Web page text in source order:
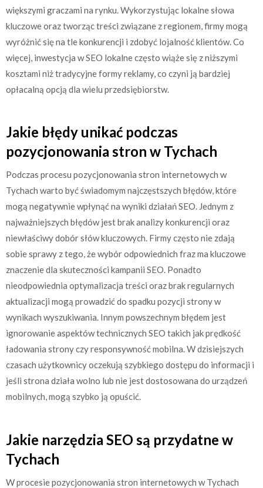
większymi graczami na rynku. Wykorzystując lokalne słowa
kluczowe oraz tworząc treści związane z regionem, firmy mogą
wyróżnić się na tle konkurencji i zdobyć lojalność klientów. Co
więcej, inwestycja w SEO lokalne często wiąże się z niższymi
kosztami niż tradycyjne formy reklamy, co czyni ją bardziej
opłacalną opcją dla wielu przedsiębiorstw.
Jakie błędy unikać podczas
pozycjonowania stron w Tychach
Podczas procesu pozycjonowania stron internetowych w
Tychach warto być świadomym najczęstszych błędów, które
mogą negatywnie wpłynąć na wyniki działań SEO. Jednym z
najważniejszych błędów jest brak analizy konkurencji oraz
niewłaściwy dobór słów kluczowych. Firmy często nie zdają
sobie sprawy z tego, że wybór odpowiednich fraz ma kluczowe
znaczenie dla skuteczności kampanii SEO. Ponadto
nieodpowiednia optymalizacja treści oraz brak regularnych
aktualizacji mogą prowadzić do spadku pozycji strony w
wynikach wyszukiwania. Innym powszechnym błędem jest
ignorowanie aspektów technicznych SEO takich jak prędkość
ładowania strony czy responsywność mobilna. W dzisiejszych
czasach użytkownicy oczekują szybkiego dostępu do informacji i
jeśli strona działa wolno lub nie jest dostosowana do urządzeń
mobilnych, mogą szybko ją opuścić.
Jakie narzędzia SEO są przydatne w
Tychach
W procesie pozycjonowania stron internetowych w Tychach